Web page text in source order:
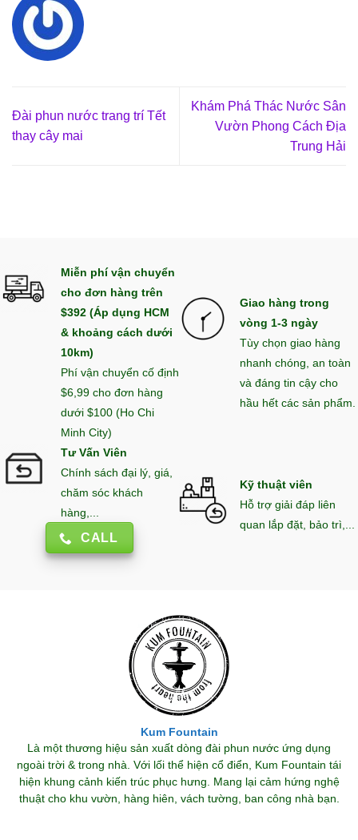
Đài phun nước trang trí Tết
thay cây mai
Khám Phá Thác Nước Sân
Vườn Phong Cách Địa
Trung Hải
Miễn phí vận chuyển
cho đơn hàng trên
$392 (Áp dụng HCM
& khoảng cách dưới
10km)
Phí vận chuyển cố định
$6,99 cho đơn hàng
dưới $100 (Ho Chi
Minh City)
Giao hàng trong
vòng 1-3 ngày
Tùy chọn giao hàng
nhanh chóng, an toàn
và đáng tin cậy cho
hầu hết các sản phẩm.
Tư Vấn Viên
Chính sách đại lý, giá,
chăm sóc khách
hàng,...
CALL
Kỹ thuật viên
Hỗ trợ giải đáp liên
quan lắp đặt, bảo trì,...
Kum Fountain
Là một thương hiệu sản xuất dòng đài phun nước ứng dụng
ngoài trời & trong nhà. Với lối thể hiện cổ điển, Kum Fountain tái
hiện khung cảnh kiến trúc phục hưng. Mang lại cảm hứng nghệ
thuật cho khu vườn, hàng hiên, vách tường, ban công nhà bạn.